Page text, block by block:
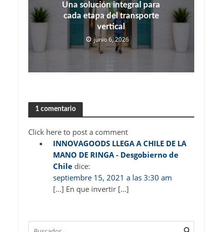
Una solución integral para
cada etapa del transporte
vertical
junio 6, 2026
1 comentario
Click here to post a comment
INNOVAGOODS LLEGA A CHILE DE LA
MANO DE RINGA - Desgobierno de
Chile dice:
septiembre 15, 2021 a las 3:30 am
[…] En que invertir […]